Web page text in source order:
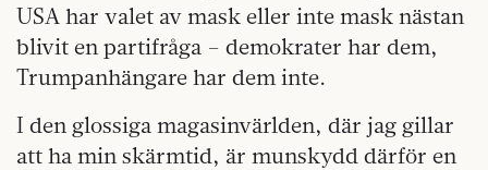
USA har valet av mask eller inte mask nästan
blivit en partifråga – demokrater har dem,
Trumpanhängare har dem inte.
I den glossiga magasinvärlden, där jag gillar
att ha min skärmtid, är munskydd därför en